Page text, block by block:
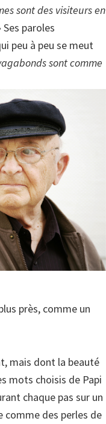
sont des visiteurs en
Ses paroles
peu à peu se meut
sont comme
près, comme un
mais dont la beauté
mots choisis de Papi
chaque pas sur un
comme des perles de